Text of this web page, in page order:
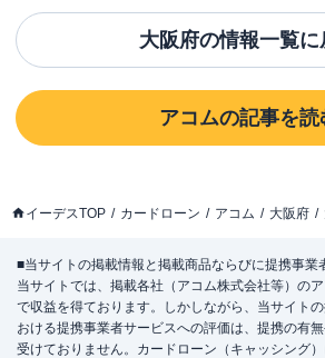
大阪府の情報一覧に
アコムの記事を読
イーデスTOP カードローン アコム 大阪府
■当サイトの掲載情報と掲載商品ならびに提携事業
当サイトでは、掲載各社（アコム株式会社等）の
で収益を得ております。しかしながら、当サイト
おける提携事業者サービスへの評価は、提携の有
受けておりません。カードローン（キャッシング